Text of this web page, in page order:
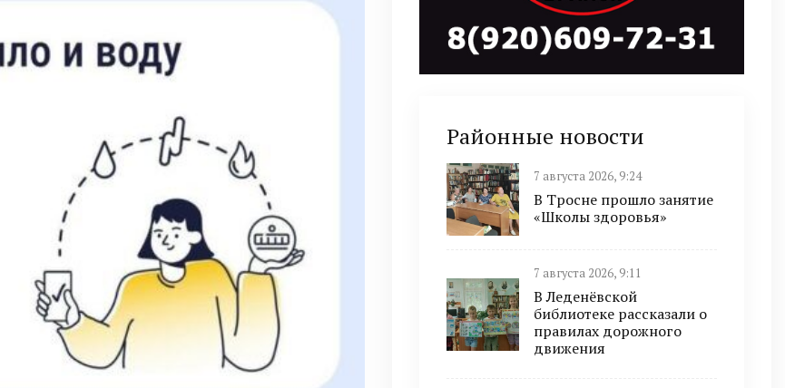
Районные новости
7 августа 2026, 9:24
В Тросне прошло занятие
«Школы здоровья»
7 августа 2026, 9:11
В Леденёвской
библиотеке рассказали о
правилах дорожного
движения